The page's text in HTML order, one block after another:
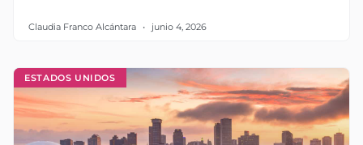
Claudia Franco Alcántara junio 4, 2026
ESTADOS UNIDOS